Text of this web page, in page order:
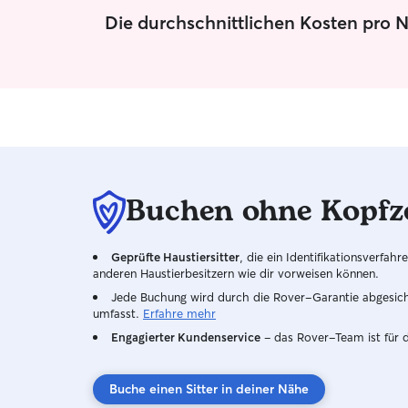
Die durchschnittlichen Kosten pro
Buchen ohne
Geprüfte Haustiersitter , die ein
anderen Haustierbesitzern wie dir vorweisen können.
Jede Buchung wird durch die Rover-Garantie
umfasst. Erfahre mehr
Engagierter Kundenservice – das Rover-Team ist für
Buche einen Sitter in deiner Nähe